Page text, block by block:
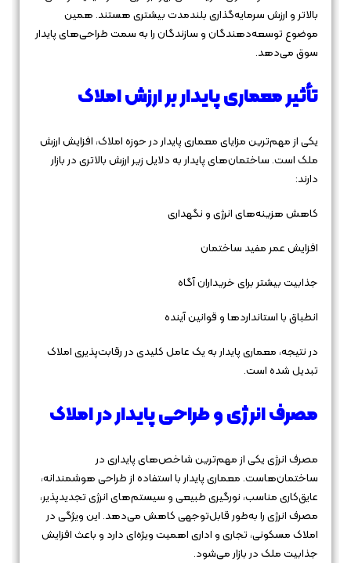
بالاتر و ارزش سرمایه‌گذاری بلندمدت بیشتری هستند. همین
موضوع توسعه‌دهندگان و سازندگان را به سمت طراحی‌های پایدار
سوق می‌دهد.
تأثیر معماری پایدار بر ارزش املاک
یکی از مهم‌ترین مزایای معماری پایدار در حوزه املاک، افزایش ارزش
ملک است. ساختمان‌های پایدار به دلایل زیر ارزش بالاتری در بازار
دارند:
کاهش هزینه‌های انرژی و نگهداری
افزایش عمر مفید ساختمان
جذابیت بیشتر برای خریداران آگاه
انطباق با استانداردها و قوانین آینده
در نتیجه، معماری پایدار به یک عامل کلیدی در رقابت‌پذیری املاک
تبدیل شده است.
مصرف انرژی و طراحی پایدار در املاک
مصرف انرژی یکی از مهم‌ترین شاخص‌های پایداری در
ساختمان‌هاست. معماری پایدار با استفاده از طراحی هوشمندانه،
عایق‌کاری مناسب، نورگیری طبیعی و سیستم‌های انرژی تجدیدپذیر،
مصرف انرژی را به‌طور قابل‌توجهی کاهش می‌دهد. این ویژگی در
املاک مسکونی، تجاری و اداری اهمیت ویژه‌ای دارد و باعث افزایش
جذابیت ملک در بازار می‌شود.